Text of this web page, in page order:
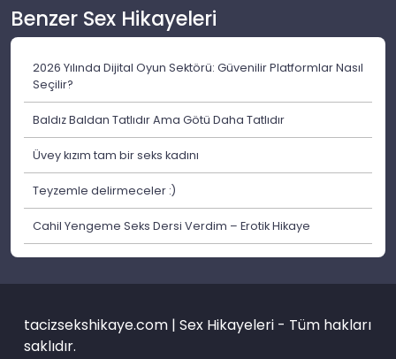
Benzer Sex Hikayeleri
2026 Yılında Dijital Oyun Sektörü: Güvenilir Platformlar Nasıl
Seçilir?
Baldız Baldan Tatlıdır Ama Götü Daha Tatlıdır
Üvey kızım tam bir seks kadını
Teyzemle delirmeceler :)
Cahil Yengeme Seks Dersi Verdim – Erotik Hikaye
tacizsekshikaye.com | Sex Hikayeleri - Tüm hakları
saklıdır.